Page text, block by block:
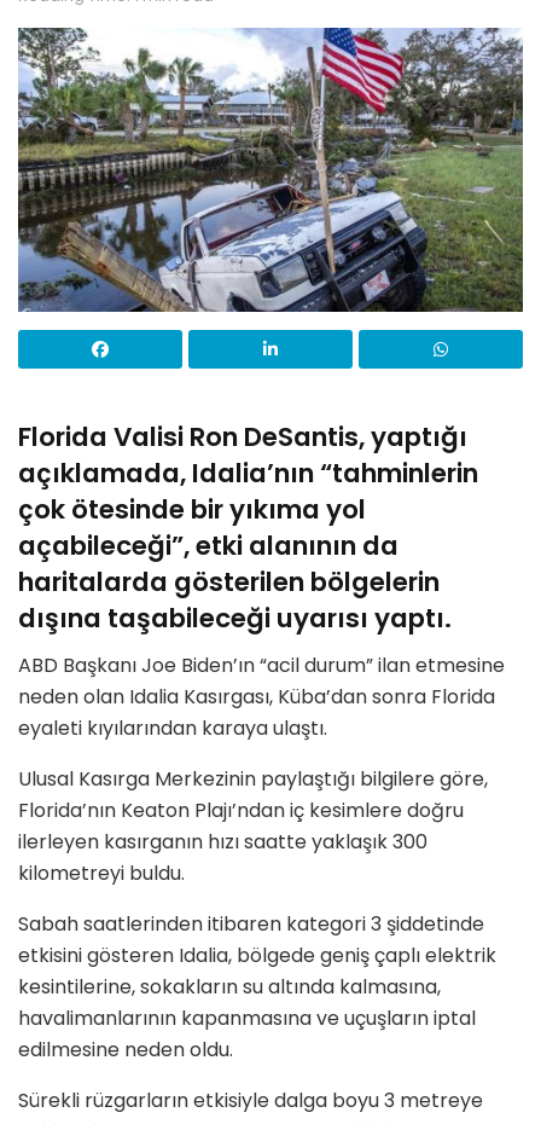
Florida Valisi Ron DeSantis, yaptığı
açıklamada, Idalia’nın “tahminlerin
çok ötesinde bir yıkıma yol
açabileceği”, etki alanının da
haritalarda gösterilen bölgelerin
dışına taşabileceği uyarısı yaptı.
ABD Başkanı Joe Biden’ın “acil durum” ilan etmesine
neden olan Idalia Kasırgası, Küba’dan sonra Florida
eyaleti kıyılarından karaya ulaştı.
Ulusal Kasırga Merkezinin paylaştığı bilgilere göre,
Florida’nın Keaton Plajı’ndan iç kesimlere doğru
ilerleyen kasırganın hızı saatte yaklaşık 300
kilometreyi buldu.
Sabah saatlerinden itibaren kategori 3 şiddetinde
etkisini gösteren Idalia, bölgede geniş çaplı elektrik
kesintilerine, sokakların su altında kalmasına,
havalimanlarının kapanmasına ve uçuşların iptal
edilmesine neden oldu.
Sürekli rüzgarların etkisiyle dalga boyu 3 metreye